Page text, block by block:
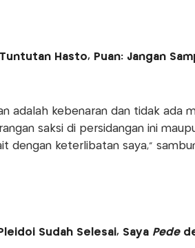
Hasto, Puan: Jangan
adalah kebenaran dan tidak ada
saksi di persidangan ini
dengan keterlibatan saya,"
Sudah Selesai, Saya Pede